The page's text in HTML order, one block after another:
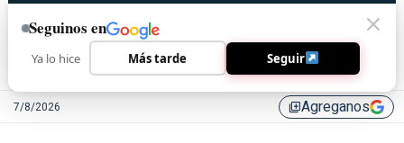
7/8/2026 library_addAgreganos
Seguinos en
Ya lo hice Más tarde Seguir